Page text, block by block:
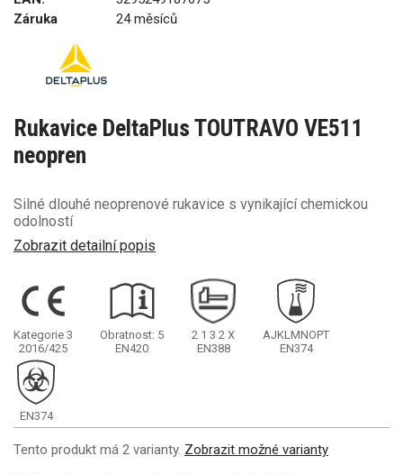
Záruka
24 měsíců
Rukavice DeltaPlus TOUTRAVO VE511
neopren
Silné dlouhé neoprenové rukavice s vynikající chemickou
odolností
Zobrazit detailní popis
Kategorie 3
2016/425
Obratnost: 5
EN420
2 1 3 2 X
EN388
AJKLMNOPT
EN374
EN374
Tento produkt má 2 varianty. Zobrazit možné varianty